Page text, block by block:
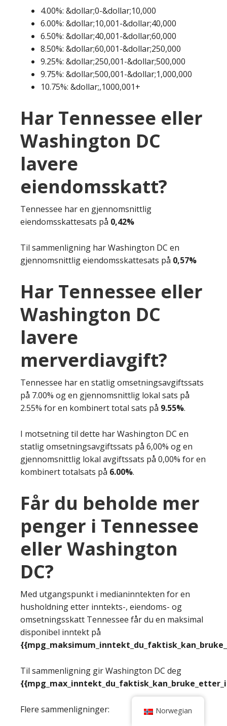
4.00%: &dollar;0-&dollar;10,000
6.00%: &dollar;10,001-&dollar;40,000
6.50%: &dollar;40,001-&dollar;60,000
8.50%: &dollar;60,001-&dollar;250,000
9.25%: &dollar;250,001-&dollar;500,000
9.75%: &dollar;500,001-&dollar;1,000,000
10.75%: &dollar;,1000,001+
Har Tennessee eller
Washington DC
lavere
eiendomsskatt?
Tennessee har en gjennomsnittlig
eiendomsskattesats på 0,42%
Til sammenligning har Washington DC en
gjennomsnittlig eiendomsskattesats på 0,57%
Har Tennessee eller
Washington DC
lavere
merverdiavgift?
Tennessee har en statlig omsetningsavgiftssats
på 7.00% og en gjennomsnittlig lokal sats på
2.55% for en kombinert total sats på 9.55%.
I motsetning til dette har Washington DC en
statlig omsetningsavgiftssats på 6,00% og en
gjennomsnittlig lokal avgiftssats på 0,00% for en
kombinert totalsats på 6.00%.
Får du beholde mer
penger i Tennessee
eller Washington
DC?
Med utgangspunkt i medianinntekten for en
husholdning etter inntekts-, eiendoms- og
omsetningsskatt Tennessee får du en maksimal
disponibel inntekt på
Til sammenligning gir Washington DC deg
Flere sammenligninger: Norwegian